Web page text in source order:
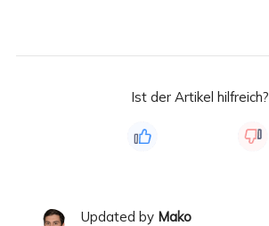
Ist der Artikel hilfreich?
Updated by Mako